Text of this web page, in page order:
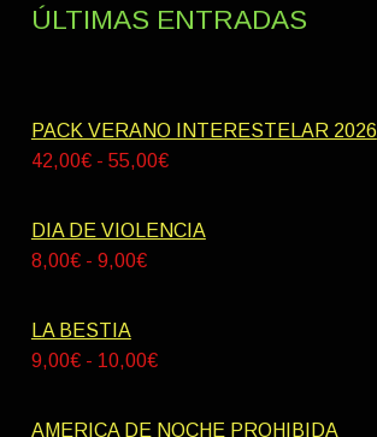
ÚLTIMAS ENTRADAS
PACK VERANO INTERESTELAR 2026
42,00€ - 55,00€Rango
precios:
DIA DE VIOLENCIA
8,00€ - 9,00€Rango
desde
LA BESTIA
9,00€ - 10,00€Rango
precios:
AMERICA DE NOCHE PROHIBIDA